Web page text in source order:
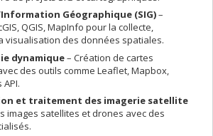
Géographique (SIG)–
QGIS, MapInfo pour la collecte,
visualisation des données spatiales.
dynamique– Création de cartes
des outils comme Leaflet, Mapbox,
et traitement des imagerie satellite
images satellites et drones avec des